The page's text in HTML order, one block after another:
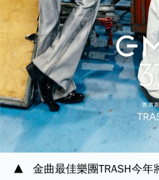
金曲最佳樂團TRASH今